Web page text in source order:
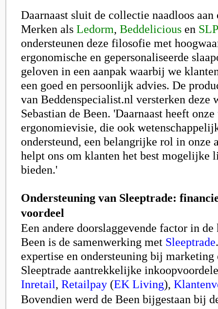
Daarnaast sluit de collectie naadloos aan
Merken als Ledorm, Beddelicious en SLP
ondersteunen deze filosofie met
ergonomische en gepersonaliseerde
geloven in een aanpak waarbij we
een goed en persoonlijk advies. De
van Beddenspecialist.nl versterken deze
Sebastian de Been. 'Daarnaast heeft
ergonomievisie, die ook
ondersteund, een belangrijke rol in onze
helpt ons om klanten het best mogelijke
bieden.'
Ondersteuning van Sleeptrade:
voordeel
Een andere doorslaggevende factor in de
Been is de samenwerking met Sleeptrade
expertise en ondersteuning bij marketing
Sleeptrade aantrekkelijke
Inretail, Retailpay (EK Living),
Bovendien werd de Been bijgestaan bij